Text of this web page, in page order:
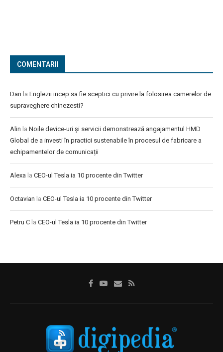
COMENTARII
Dan la Englezii incep sa fie sceptici cu privire la folosirea camerelor de
supraveghere chinezesti?
Alin la Noile device-uri și servicii demonstrează angajamentul HMD
Global de a investi în practici sustenabile în procesul de fabricare a
echipamentelor de comunicații
Alexa la CEO-ul Tesla ia 10 procente din Twitter
Octavian la CEO-ul Tesla ia 10 procente din Twitter
Petru C la CEO-ul Tesla ia 10 procente din Twitter